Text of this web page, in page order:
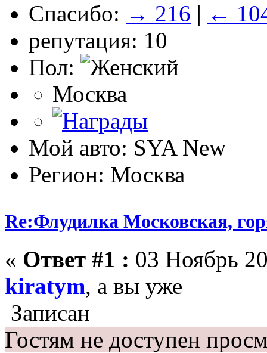
Спасибо: → 216 | ←
репутация: 10
Пол:
Москва
Мой авто: SYA New
Регион: Москва
Re:Флудилка Московская,
« Ответ #1 : 03 Ноябрь
kiratym, а вы уже
Записан
Гостям не доступен